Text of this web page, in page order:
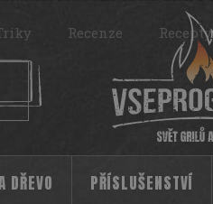
Recenze Recepty
DŘEVO PŘÍSLUŠENSTVÍ